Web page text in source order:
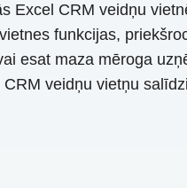
Excel CRM veidņu
funkcijas,
esat maza mēroga
veidņu vietņu